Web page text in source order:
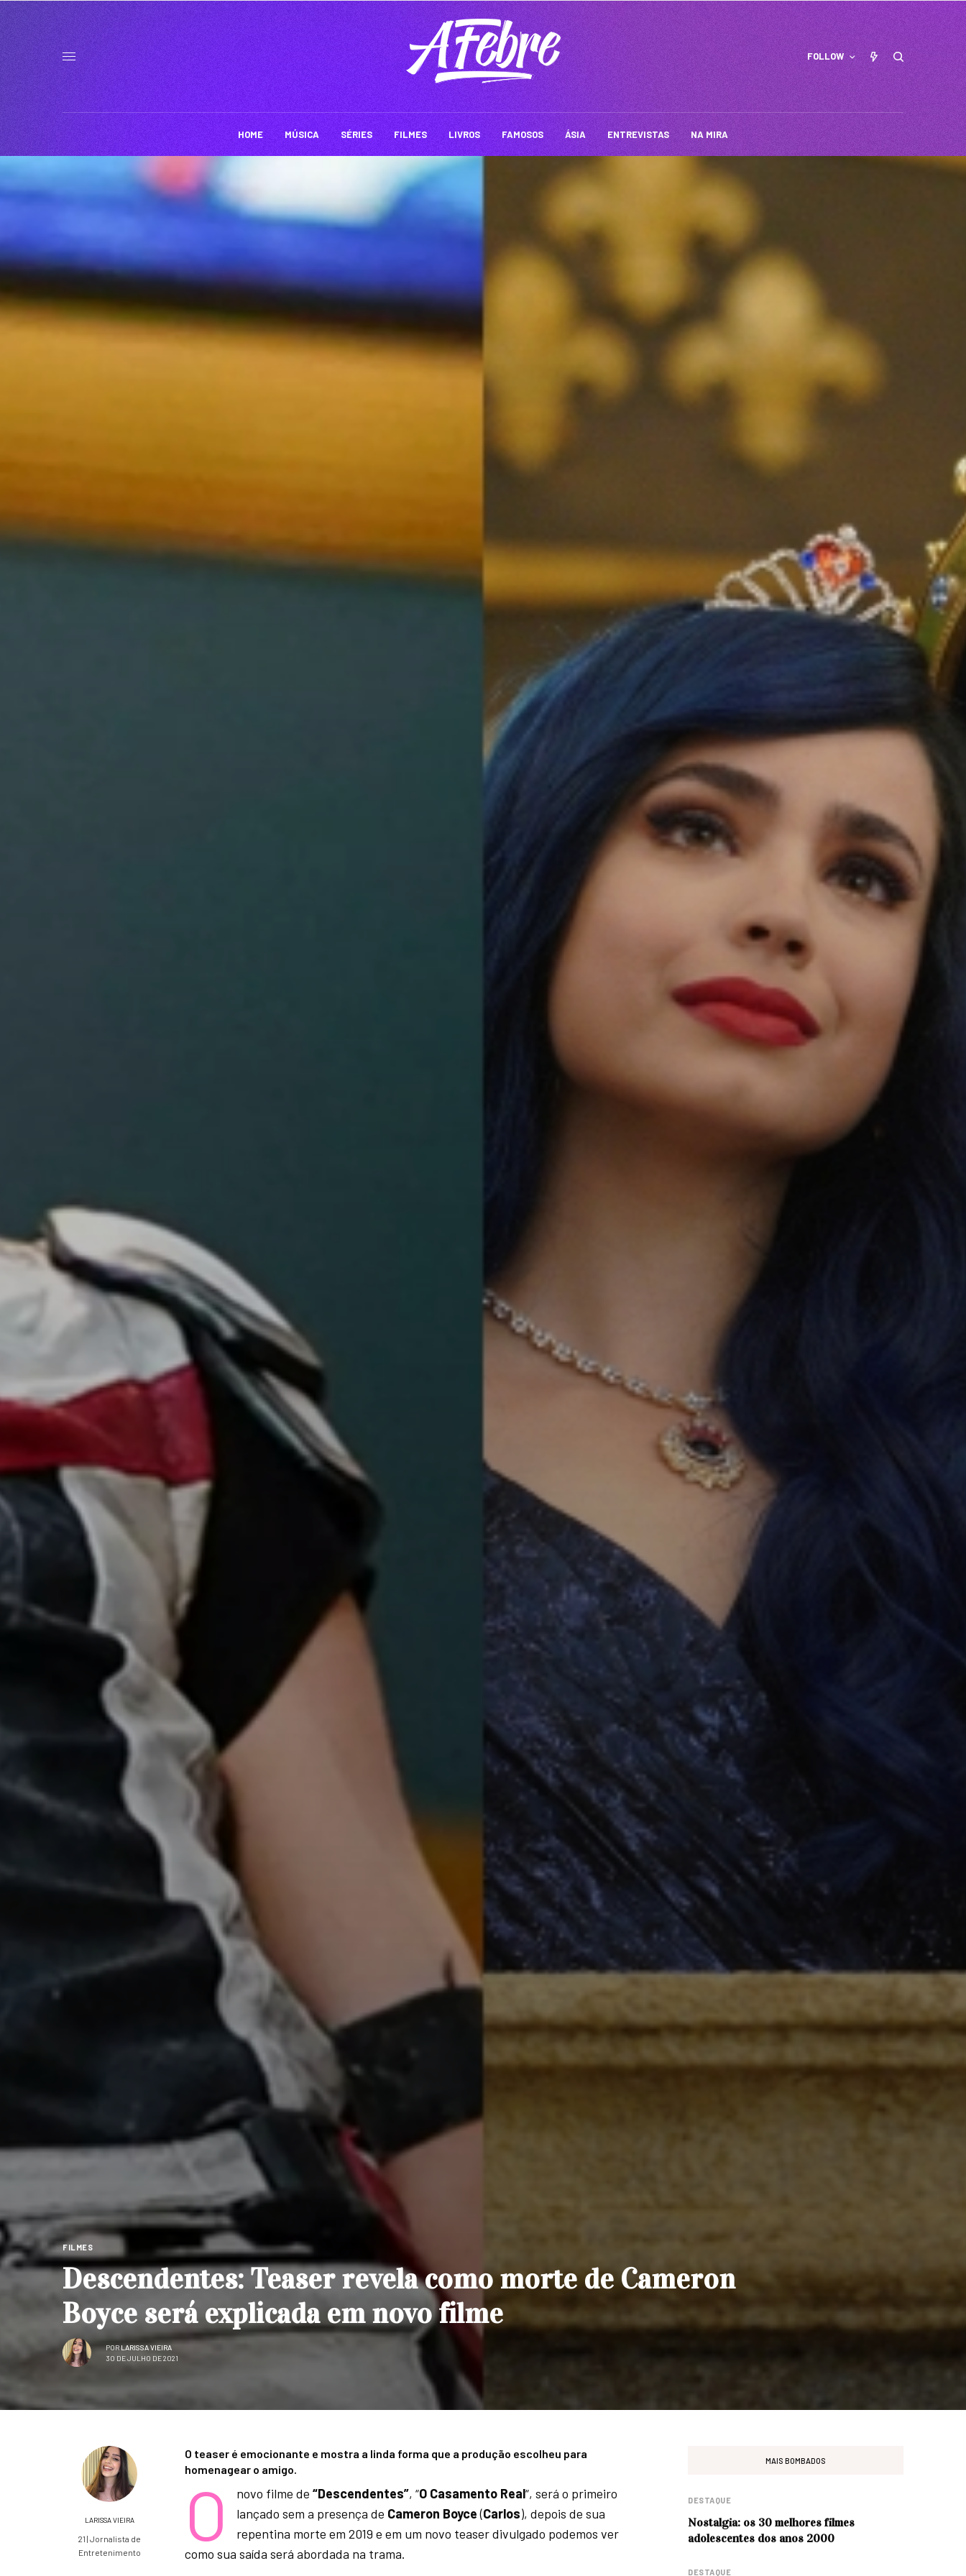
FOLLOW
HOME MÚSICA SÉRIES FILMES LIVROS FAMOSOS ÁSIA ENTREVISTAS NA MIRA
FILMES
Descendentes: Teaser revela como morte de Cameron
Boyce será explicada em novo filme
PORLARISSA VIEIRA
30 DE JULHO DE 2021
LARISSA VIEIRA
21 | Jornalista de
Entretenimento
O teaser é emocionante e mostra a linda forma que a produção escolheu para
homenagear o amigo.
O novo filme de “Descendentes”, “O Casamento Real“, será o primeiro
lançado sem a presença de Cameron Boyce(Carlos), depois de sua
repentina morte em 2019 e em um novo teaser divulgado podemos ver
como sua saída será abordada na trama.
MAIS BOMBADOS
DESTAQUE
Nostalgia: os 30 melhores filmes
adolescentes dos anos 2000
DESTAQUE